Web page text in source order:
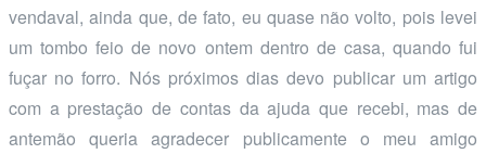
vendaval, ainda que, de fato, eu quase não volto, pois levei
um tombo feio de novo ontem dentro de casa, quando fui
fuçar no forro. Nós próximos dias devo publicar um artigo
com a prestação de contas da ajuda que recebi, mas de
antemão queria agradecer publicamente o meu amigo